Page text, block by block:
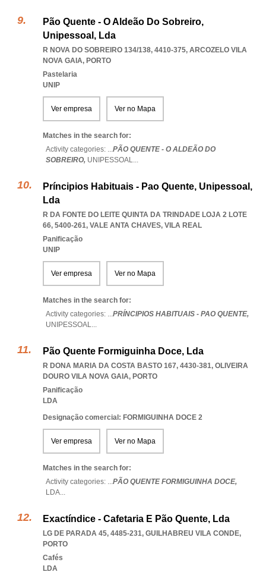
Pão Quente - O Aldeão Do Sobreiro,
Unipessoal, Lda
R NOVA DO SOBREIRO 134/138, 4410-375, ARCOZELO VILA
NOVA GAIA, PORTO
Pastelaria
UNIP
Ver empresa Ver no Mapa
Matches in the search for:
Activity categories: ...PÃO QUENTE - O ALDEÃO DO
SOBREIRO, UNIPESSOAL...
Príncipios Habituais - Pao Quente, Unipessoal,
Lda
R DA FONTE DO LEITE QUINTA DA TRINDADE LOJA 2 LOTE
66, 5400-261, VALE ANTA CHAVES, VILA REAL
Panificação
UNIP
Ver empresa Ver no Mapa
Matches in the search for:
Activity categories: ...PRÍNCIPIOS HABITUAIS - PAO QUENTE,
UNIPESSOAL...
Pão Quente Formiguinha Doce, Lda
R DONA MARIA DA COSTA BASTO 167, 4430-381, OLIVEIRA
DOURO VILA NOVA GAIA, PORTO
Panificação
LDA
Designação comercial: FORMIGUINHA DOCE 2
Ver empresa Ver no Mapa
Matches in the search for:
Activity categories: ...PÃO QUENTE FORMIGUINHA DOCE,
LDA...
Exactíndice - Cafetaria E Pão Quente, Lda
LG DE PARADA 45, 4485-231, GUILHABREU VILA CONDE,
PORTO
Cafés
LDA